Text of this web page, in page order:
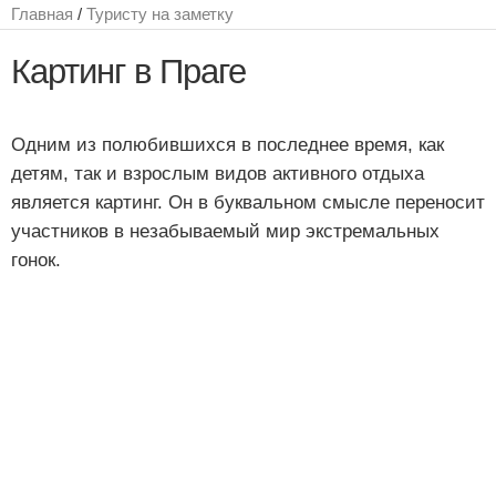
Главная / Туристу на заметку
Картинг в Праге
Одним из полюбившихся в последнее время, как
детям, так и взрослым видов активного отдыха
является картинг. Он в буквальном смысле переносит
участников в незабываемый мир экстремальных
гонок.